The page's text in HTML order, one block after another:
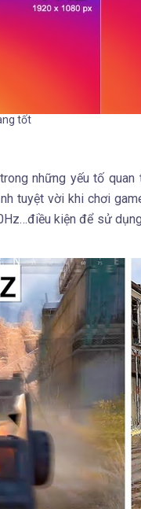
tốt
những yếu tố
tuyệt vời khi chơi
kiện để sử